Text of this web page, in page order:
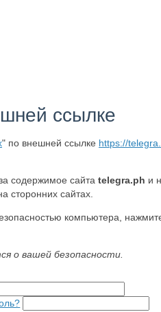
ссылке
" по внешней ссылке https://
содержимое сайта telegra.ph и
сторонних сайтах.
компьютера,
о вашей безопасности.